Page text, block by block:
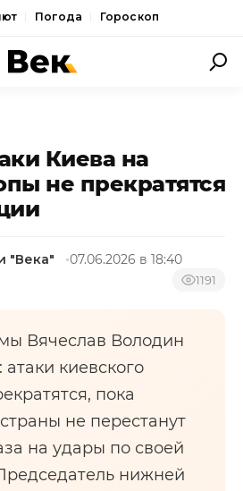
Погода Гороскоп
Киева на
не прекратятся
"Века" 07.06.2026 в 18:40
1191
Вячеслав Володин
киевского
пока
не перестанут
на удары по своей
нижней